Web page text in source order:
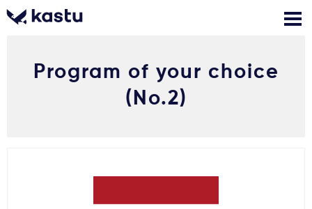
Skambink
Nemokamos
konsultacijos
Kontaktai
Program of your choice
(No.2)